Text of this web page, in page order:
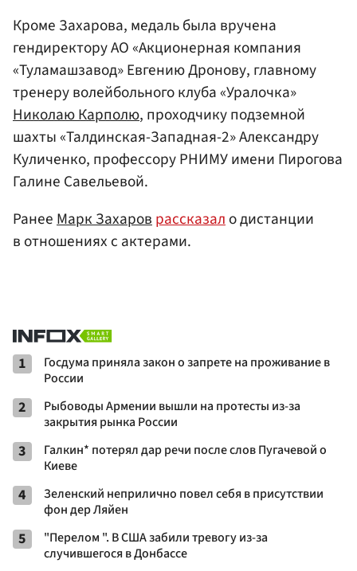
Кроме Захарова, медаль была вручена
гендиректору АО «Акционерная компания
«Туламашзавод» Евгению Дронову, главному
тренеру волейбольного клуба «Уралочка»
Николаю Карполю, проходчику подземной
шахты «Талдинская-Западная-2» Александру
Куличенко, профессору РНИМУ имени Пирогова
Галине Савельевой.
РанееМарк Захароврассказало дистанции
в отношениях с актерами.
1
Госдума приняла закон о запрете на проживание в
России
2
Рыбоводы Армении вышли на протесты из-за
закрытия рынка России
3
Галкин* потерял дар речи после слов Пугачевой о
Киеве
4
Зеленский неприлично повел cебя в присутствии
фон дер Ляйен
5
"Перелом ". В США забили тревогу из-за
случившегося в Донбассе